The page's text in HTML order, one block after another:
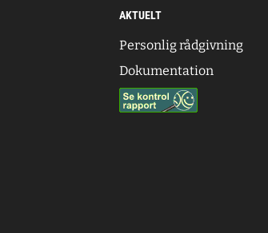
AKTUELT
Personlig rådgivning
Dokumentation